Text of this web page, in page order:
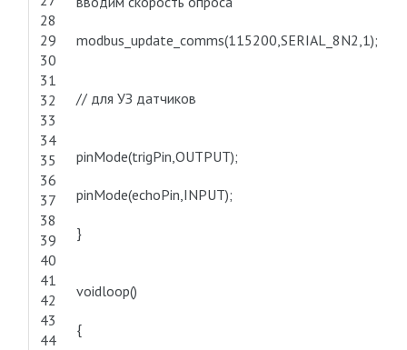
28
29
30
31
32
33
34
35
36
37
38
39
40
41
42
43
44
modbus_update_comms(115200,SERIAL_8N2,1);
// для УЗ датчиков
pinMode(trigPin,OUTPUT);
pinMode(echoPin,INPUT);
}
voidloop()
{